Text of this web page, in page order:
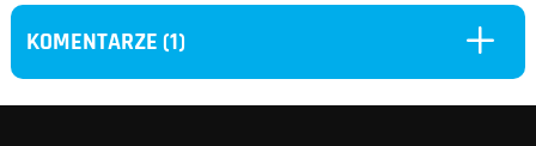
KOMENTARZE (1) L